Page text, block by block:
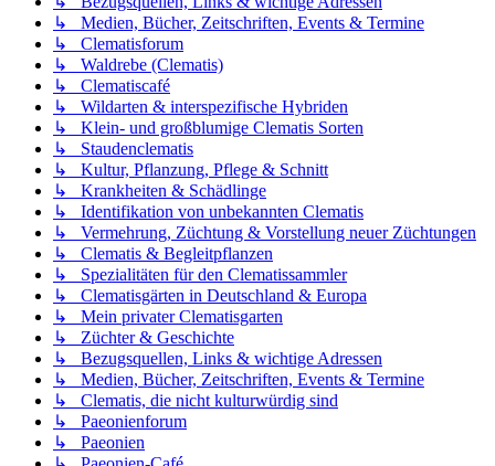
↳ Medien, Bücher, Zeitschriften, Events & Termine
↳ Clematisforum
↳ Waldrebe (Clematis)
↳ Clematiscafé
↳ Wildarten & interspezifische Hybriden
↳ Klein- und großblumige Clematis Sorten
↳ Staudenclematis
↳ Kultur, Pflanzung, Pflege & Schnitt
↳ Krankheiten & Schädlinge
↳ Identifikation von unbekannten Clematis
↳ Vermehrung, Züchtung & Vorstellung neuer Züchtungen
↳ Clematis & Begleitpflanzen
↳ Spezialitäten für den Clematissammler
↳ Clematisgärten in Deutschland & Europa
↳ Mein privater Clematisgarten
↳ Züchter & Geschichte
↳ Bezugsquellen, Links & wichtige Adressen
↳ Medien, Bücher, Zeitschriften, Events & Termine
↳ Clematis, die nicht kulturwürdig sind
↳ Paeonienforum
↳ Paeonien